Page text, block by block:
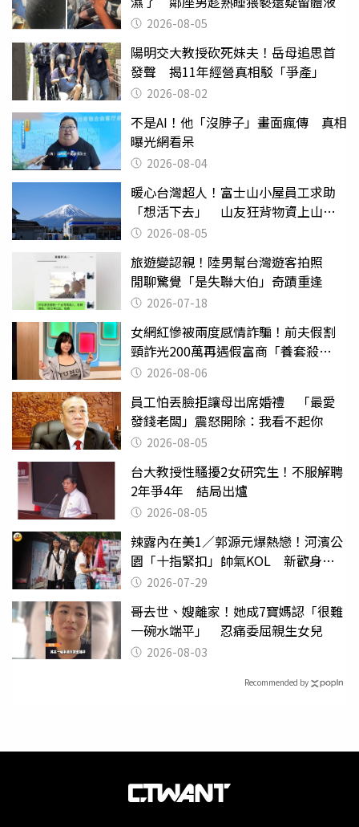
2026-08-05
陽明交大教授砍死妹夫！岳母追思首
發聲 揭11年經營真相駁「爭產」
2026-08-02
不是AI！他「沒脖子」畫面瘋傳 真相
曝光網看呆
2026-08-04
暖心台灣超人！富士山小屋員工求助
「想活下去」 山友狂背物資上山：
台灣真的是寶島
2026-08-05
旅遊變認親！陸男幫台灣遊客拍照
閒聊驚覺「是失聯大伯」奇蹟重逢
2026-07-18
女網紅慘被兩度感情詐騙！前夫假割
頸詐光200萬再遇假富商「養套殺
2000萬」
2026-08-06
員工怕丟臉拒讓母出席婚禮 「最愛
發錢老闆」震怒開除：我看不起你
2026-08-05
台大教授性騷擾2女研究生！不服解聘
2年爭4年 結局出爐
2026-08-05
辣露內在美1／郭源元爆熱戀！河濱公
園「十指緊扣」帥氣KOL 新歡身份
曝光2026-07-29
哥去世、嫂離家！她成7寶媽認「很難
一碗水端平」 忍痛委屈親生女兒
2026-08-03
Recommended by